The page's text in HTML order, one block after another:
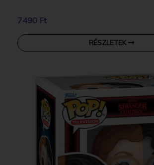
7490 Ft
RÉSZLETEK